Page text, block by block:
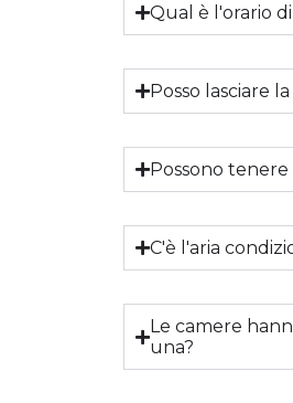
Qual è l'orario
Posso lasciare
Possono tenere
C'è l'aria
Le camere
una?